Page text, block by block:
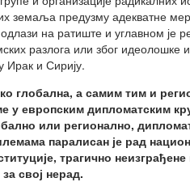
земаља предузму адекватне
на ратиште и углавном
разлога или због идеолошке
Ирак и Сирију.
глобална, а самим тим и
у европским дипломатским
или регионално,
паралисан је рад
трагично
свој нерад.